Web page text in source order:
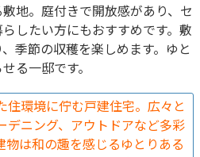
地。庭付きで開放感があり、セ
したい方にもおすすめです。敷
季節の収穫を楽しめます。ゆと
る一邸です。
住環境に佇む戸建住宅。広々と
デニング、アウトドアなど多彩
物は和の趣を感じるゆとりある